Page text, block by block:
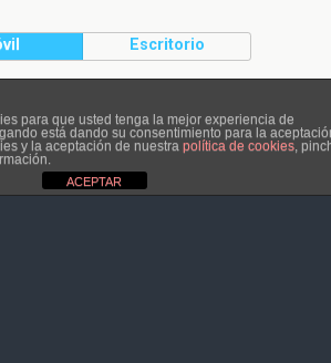
Escritorio
pertenece a Atletaviajero.info
para que usted tenga la mejor experiencia de
está dando su consentimiento para la
y la aceptación de nuestra política de cookies ,
ACEPTAR